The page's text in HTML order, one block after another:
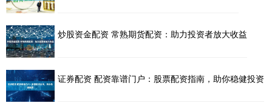
炒股资金配资 常熟期货配资：助力投资者放大收益
证券配资 配资靠谱门户：股票配资指南，助你稳健投资